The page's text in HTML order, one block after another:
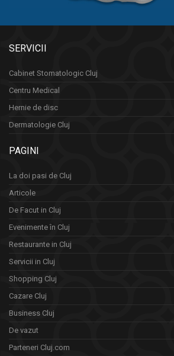
SERVICII
Cabinet Stomatologic Cluj
Centru Medical
Hernie de disc
Dermatologie Cluj
PAGINI
La doi pasi de Cluj
Articole
De Facut in Cluj
Evenimente în Cluj
Restaurante in Cluj
Servicii in Cluj
Shopping Cluj
Cazare Cluj
Business Cluj
De vazut
Parteneri Cluj.com